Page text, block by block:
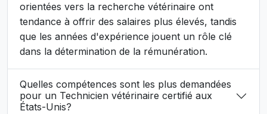
orientées vers la recherche vétérinaire ont
tendance à offrir des salaires plus élevés, tandis
que les années d'expérience jouent un rôle clé
dans la détermination de la rémunération.
Quelles compétences sont les plus demandées
pour un Technicien vétérinaire certifié aux
États-Unis?